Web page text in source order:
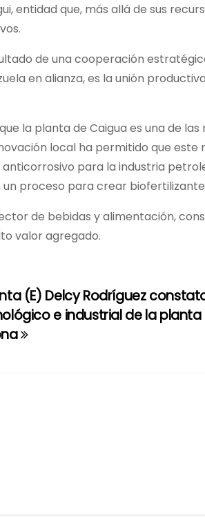
entidad que, más allá de sus
de una cooperación
en alianza, es la unión
la planta de Caigua es una de
local ha permitido que este
para la industria
proceso para crear
de bebidas y alimentación,
valor agregado.
(E) Delcy Rodríguez
e industrial de la planta